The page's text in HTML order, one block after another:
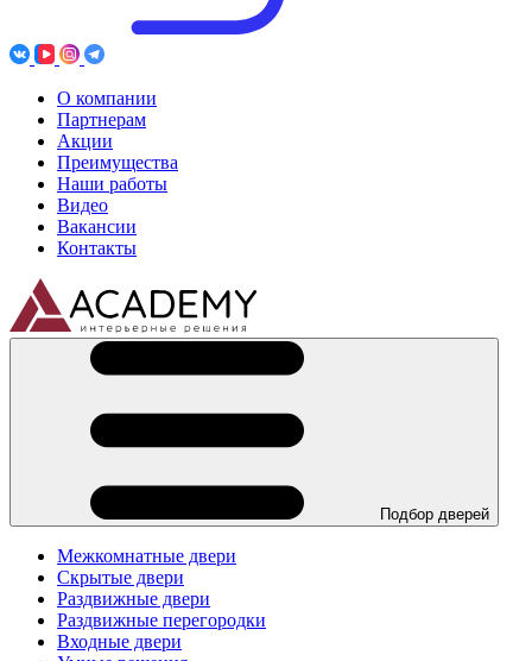
О компании
Партнерам
Акции
Преимущества
Наши работы
Видео
Вакансии
Контакты
Подбор дверей
Межкомнатные двери
Скрытые двери
Раздвижные двери
Раздвижные перегородки
Входные двери